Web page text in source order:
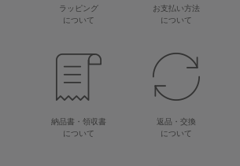
ラッピング
について
お支払い方法
について
納品書・領収書
について
返品・交換
について